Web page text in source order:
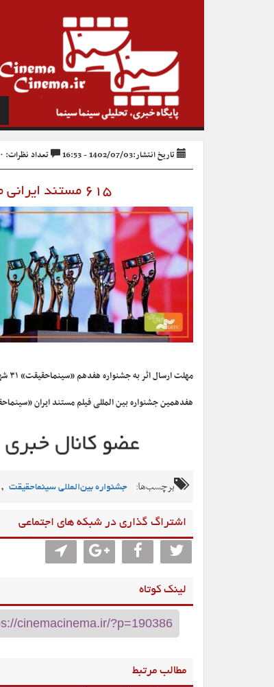
تاریخ انتشار:1402/07/03 - 16:53 تعداد نظرات: ۰ نظر
۶۱۵ مستند ایرانی متقاضی حضور در هفدهمین جشنواره «سینماحقیقت»
مهلت ارسال اثر به جشنواره هفدهم «سینماحقیقت» ۳۱ شهریورماه ۱۴۰۲ به پایان رسید. تمرکز این دوره بر دو موضوع «آب» و «جمعیت» است.
هفدهمین جشنواره بین المللی فیلم مستند ایران
برچسب‌ها: جشنواره بین‌المللی سینماحقیقت ,
اشتراگ گذاری در شبکه های اجتماعی
لینک کوتاه
مطالب مرتبط